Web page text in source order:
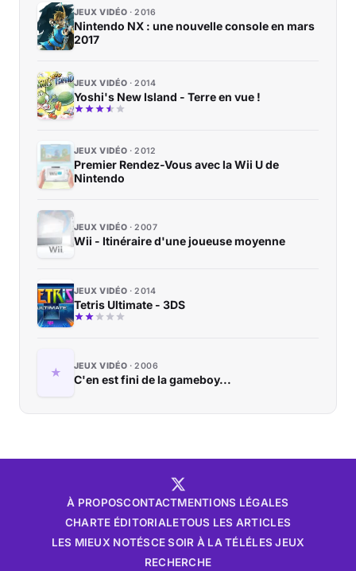
JEUX VIDÉO 2016
Nintendo NX : une nouvelle console en mars
2017
JEUX VIDÉO 2014
Yoshi's New Island - Terre en vue !
JEUX VIDÉO 2012
Premier Rendez-Vous avec la Wii U de
Nintendo
JEUX VIDÉO 2007
Wii - Itinéraire d'une joueuse moyenne
JEUX VIDÉO 2014
Tetris Ultimate - 3DS
JEUX VIDÉO 2006
C'en est fini de la gameboy...
À PROPOSCONTACTMENTIONS LÉGALES
CHARTE ÉDITORIALETOUS LES ARTICLES
LES MIEUX NOTÉSCE SOIR À LA TÉLÉLES JEUX
RECHERCHE